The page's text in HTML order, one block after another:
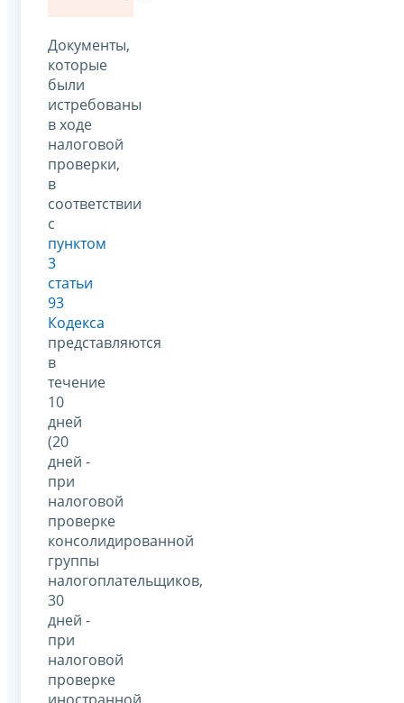
Документы,
которые
были
истребованы
в ходе
налоговой
проверки,
в
соответствии
с
пунктом
3
статьи
93
Кодекса
представляются
в
течение
10
дней
(20
дней -
при
налоговой
проверке
консолидированной
группы
налогоплательщиков,
30
дней -
при
налоговой
проверке